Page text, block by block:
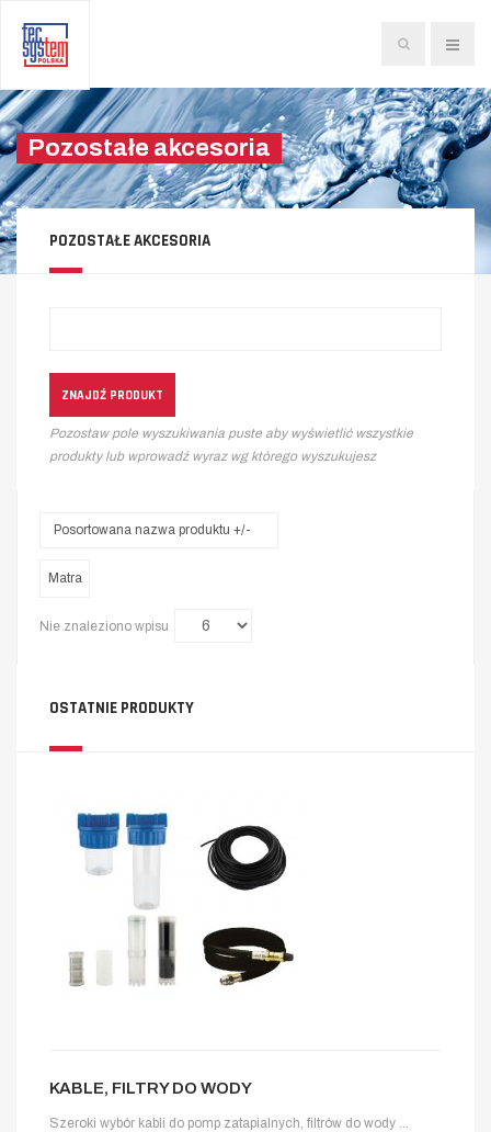
Szukaj...
Pozostałe akcesoria
POZOSTAŁE AKCESORIA
Pozostaw pole wyszukiwania puste aby wyświetlić wszystkie
produkty lub wprowadź wyraz wg którego wyszukujesz
Posortowana nazwa produktu +/-
Matra
Nie znaleziono wpisu
OSTATNIE PRODUKTY
KABLE, FILTRY DO WODY
Szeroki wybór kabli do pomp zatapialnych, filtrów do wody ...